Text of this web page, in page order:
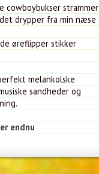
cowboybukser strammer
drypper fra min næse
øreflipper stikker
melankolske
sandheder og
endnu